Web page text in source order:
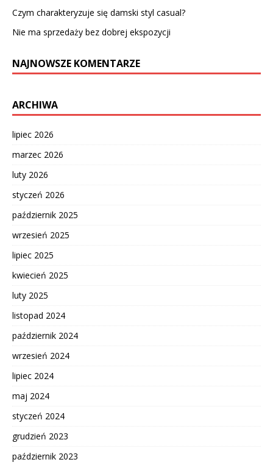
Czym charakteryzuje się damski styl casual?
Nie ma sprzedaży bez dobrej ekspozycji
NAJNOWSZE KOMENTARZE
ARCHIWA
lipiec 2026
marzec 2026
luty 2026
styczeń 2026
październik 2025
wrzesień 2025
lipiec 2025
kwiecień 2025
luty 2025
listopad 2024
październik 2024
wrzesień 2024
lipiec 2024
maj 2024
styczeń 2024
grudzień 2023
październik 2023